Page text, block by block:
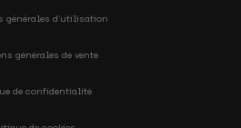
générales d’utilisation
générales de vente
de confidentialité